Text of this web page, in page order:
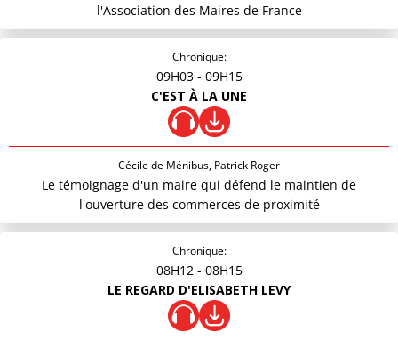
l'Association des Maires de France
Chronique:
09H03 - 09H15
C'EST À LA UNE
Cécile de Ménibus, Patrick Roger
Le témoignage d'un maire qui défend le maintien de
l'ouverture des commerces de proximité
Chronique:
08H12 - 08H15
LE REGARD D'ELISABETH LEVY